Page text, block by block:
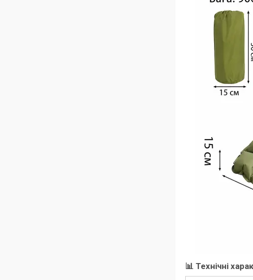
📊 Технічні